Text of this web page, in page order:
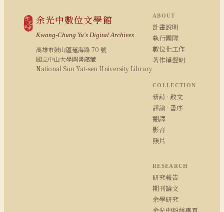
余光中數位文學館
Kwang-Chung Yu's Digital Archives
高雄市鼓山區蓮海路 70 號
國立中山大學圖書館藏
National Sun Yat-sen University Library
ABOUT
計畫說明
執行團隊
數位化工作
著作權聲明
COLLECTION
新詩 · 散文
評論 · 書序
翻譯
影音
照片
RESEARCH
研究報告
期刊論文
余學研究